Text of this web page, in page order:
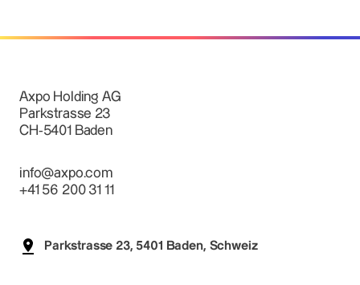
Axpo Holding AG
Parkstrasse 23
CH-5401 Baden
info@axpo.com
+41 56 200 31 11
Parkstrasse 23, 5401 Baden, Schweiz